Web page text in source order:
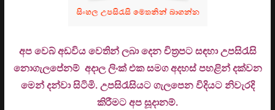
අප වෙබ් අඩවිය වෙතින් ලබා දෙන චිත්‍රපට සඳහා උපසිරැසි
නොගැලපේනම් අදාල ලිංක් එක සමග අදහස් පහළින් දක්වන
මෙන් දන්වා සිටිමි. උපසිරැසියට ගැලපෙන විදියට නිවැරදි
කිරීමට අප සූදානම්.